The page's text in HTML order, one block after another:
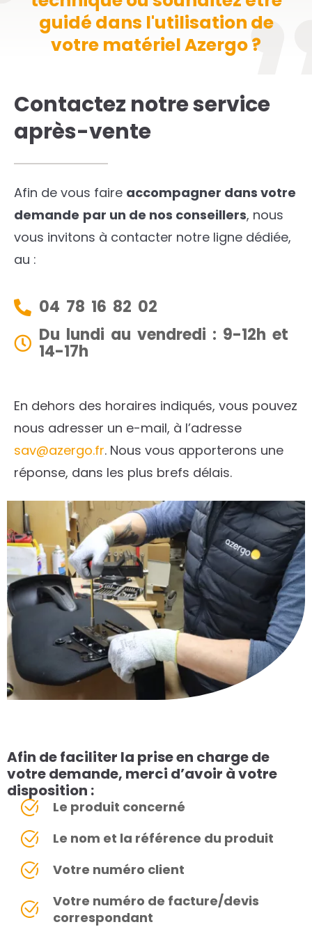
guidé dans l'utilisation de
votre matériel Azergo ?
Contactez notre service
après-vente
Afin de vous faire accompagner dans votre
demande par un de nos conseillers, nous
vous invitons à contacter notre ligne dédiée,
au :
04 78 16 82 02
Du lundi au vendredi : 9-12h et
14-17h
En dehors des horaires indiqués, vous pouvez
nous adresser un e-mail, à l’adresse
sav@azergo.fr. Nous vous apporterons une
réponse, dans les plus brefs délais.
Afin de faciliter la prise en charge de
votre demande, merci d’avoir à votre
disposition :
Le produit concerné
Le nom et la référence du produit
Votre numéro client
Votre numéro de facture/devis
correspondant